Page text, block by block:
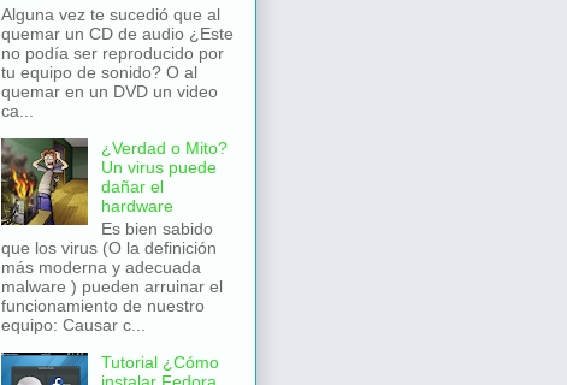
Alguna vez te sucedió que al
quemar un CD de audio ¿Este
no podía ser reproducido por
tu equipo de sonido? O al
quemar en un DVD un video
ca...
¿Verdad o Mito?
Un virus puede
dañar el
hardware
Es bien sabido
que los virus (O la definición
más moderna y adecuada
malware ) pueden arruinar el
funcionamiento de nuestro
equipo: Causar c...
Tutorial ¿Cómo